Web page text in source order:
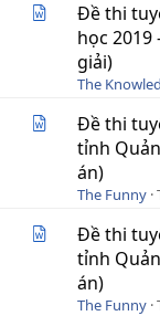
Đề thi
học 2019
giải)
The
Đề thi
tỉnh
án)
The Funny
Đề thi
tỉnh
án)
The Funny